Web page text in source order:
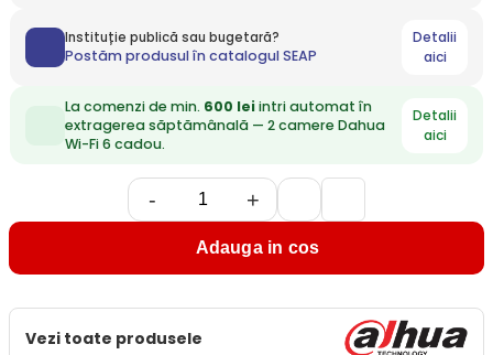
Instituție publică sau bugetară?
Postăm produsul în catalogul SEAP
Detalii
aici
La comenzi de min. 600 leiintri automat în
extragerea săptămânală — 2 camere Dahua
Wi-Fi 6 cadou.
Detalii
aici
- +
Adauga in cos
Vezi toate produsele